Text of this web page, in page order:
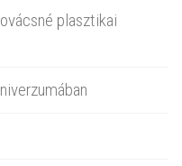
plasztikai